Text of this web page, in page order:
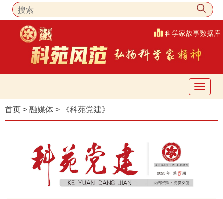
科学家故事数据库
首页 > 融媒体 > 《科苑党建》